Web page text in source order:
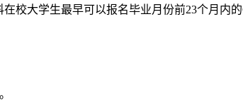
大学生最早可以报名毕业月份前23个月内